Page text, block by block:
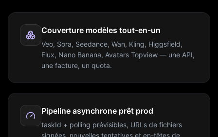
Couverture modèles tout-en-un
Veo, Sora, Seedance, Wan, Kling, Higgsfield,
Flux, Nano Banana, Avatars Topview — une API,
une facture, un quota.
Pipeline asynchrone prêt prod
taskId + polling prévisibles, URLs de fichiers
signées, nouvelles tentatives et en-têtes de